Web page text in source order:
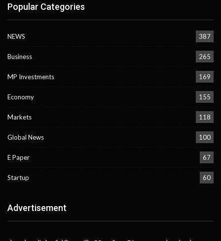
Popular Categories
NEWS 387
Business 265
MP Investments 169
Economy 155
Markets 118
Global News 100
E Paper 67
Startup 60
Advertisement